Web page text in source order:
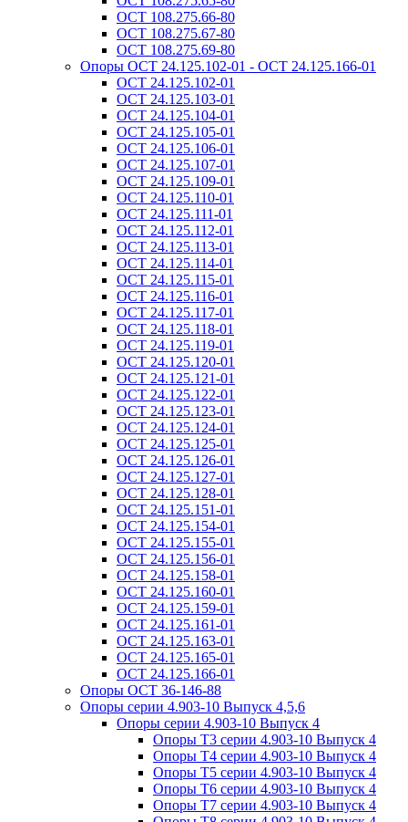
ОСТ 108.275.66-80
ОСТ 108.275.67-80
ОСТ 108.275.69-80
Опоры ОСТ 24.125.102-01 - ОСТ 24.125.166-01
ОСТ 24.125.102-01
ОСТ 24.125.103-01
ОСТ 24.125.104-01
ОСТ 24.125.105-01
ОСТ 24.125.106-01
ОСТ 24.125.107-01
ОСТ 24.125.109-01
ОСТ 24.125.110-01
ОСТ 24.125.111-01
ОСТ 24.125.112-01
ОСТ 24.125.113-01
ОСТ 24.125.114-01
ОСТ 24.125.115-01
ОСТ 24.125.116-01
ОСТ 24.125.117-01
ОСТ 24.125.118-01
ОСТ 24.125.119-01
ОСТ 24.125.120-01
ОСТ 24.125.121-01
ОСТ 24.125.122-01
ОСТ 24.125.123-01
ОСТ 24.125.124-01
ОСТ 24.125.125-01
ОСТ 24.125.126-01
ОСТ 24.125.127-01
ОСТ 24.125.128-01
ОСТ 24.125.151-01
ОСТ 24.125.154-01
ОСТ 24.125.155-01
ОСТ 24.125.156-01
ОСТ 24.125.158-01
ОСТ 24.125.160-01
ОСТ 24.125.159-01
ОСТ 24.125.161-01
ОСТ 24.125.163-01
ОСТ 24.125.165-01
ОСТ 24.125.166-01
Опоры ОСТ 36-146-88
Опоры серии 4.903-10 Выпуск 4,5,6
Опоры серии 4.903-10 Выпуск 4
Опоры Т3 серии 4.903-10 Выпуск 4
Опоры Т4 серии 4.903-10 Выпуск 4
Опоры Т5 серии 4.903-10 Выпуск 4
Опоры Т6 серии 4.903-10 Выпуск 4
Опоры Т7 серии 4.903-10 Выпуск 4